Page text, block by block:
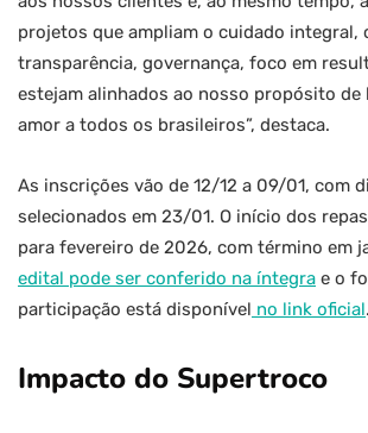
projetos que ampliam o cuidado integral,
transparência, governança, foco em
estejam alinhados ao nosso propósito de
amor a todos os brasileiros”, destaca.
As inscrições vão de 12/12 a 09/01, com
selecionados em 23/01. O início dos
para fevereiro de 2026, com término em
edital pode ser conferido na íntegra e o
participação está disponível no link oficial.
Impacto do Supertroco